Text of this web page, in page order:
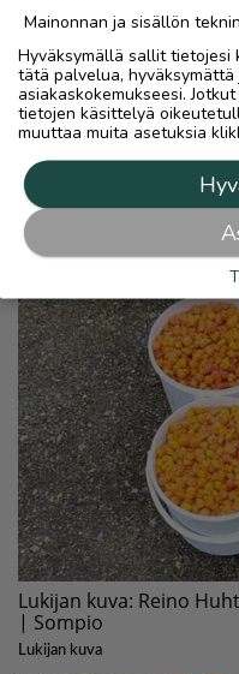
Mainonnan ja sisällön
Hyväksymällä sallit tietojesi
tätä palvelua,
asiakaskokemukseesi.
tietojen käsittelyä
muuttaa muita asetuksia